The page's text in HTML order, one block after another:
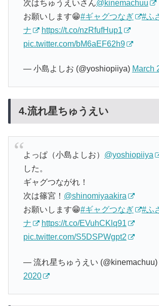
次はちゅうえいさん@kinemachuu
お願いします😁#ギャグつなぎ
#ふ
ナ
https://t.co/nzRfufHup1
pic.twitter.com/bM6aEF62h9
— 小島よしお (@yoshiopiiya) March
4.流れ星ちゅうえい
よっぱ（小島よしお） @yoshiopiiya
した。
ギャグつながれ！
次は篠宮！ @shinomiyaakira
お願いします😁#ギャグつなぎ
#ふ
ナ
https://t.co/EVuhCKlq91
pic.twitter.com/S5DSPWgpt2
— 流れ星ちゅうえい (@kinemachuu)
2020